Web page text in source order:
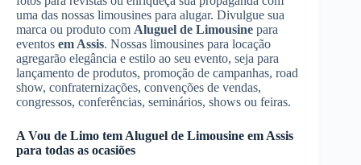
uma das nossas limousines para alugar. Divulgue sua
marca ou produto com Aluguel de Limousine para
eventos em Assis. Nossas limousines para locação
agregarão elegância e estilo ao seu evento, seja para
lançamento de produtos, promoção de campanhas, road
show, confraternizações, convenções de vendas,
congressos, conferências, seminários, shows ou feiras.
A Vou de Limo tem Aluguel de Limousine em Assis
para todas as ocasiões